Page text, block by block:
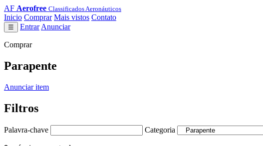
AF Aerofree Classificados Aeronáuticos
Inicio Comprar Mais vistos Contato
☰ Entrar Anunciar
Comprar
Parapente
Anunciar item
Filtros
Palavra-chave Categoria